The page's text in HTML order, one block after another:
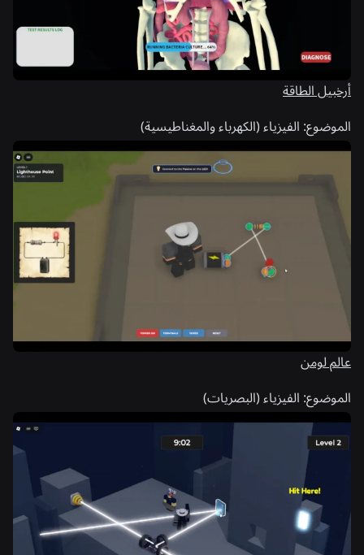
أرخبيل الطاقة
الموضوع:الفيزياء (الكهرباء والمغناطيسية)
عالم لومن
الموضوع:الفيزياء (البصريات)